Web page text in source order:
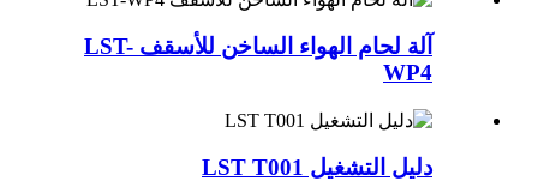
آلة لحام الهواء الساخن للأسقف LST-
WP4
دليل التشغيل LST T001